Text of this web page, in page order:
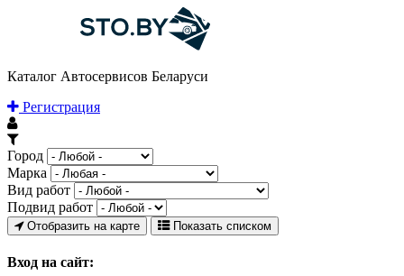
Каталог Автосервисов Беларуси
Регистрация
Город
Марка
Вид работ
Подвид работ
Отобразить на карте Показать списком
Вход на сайт: